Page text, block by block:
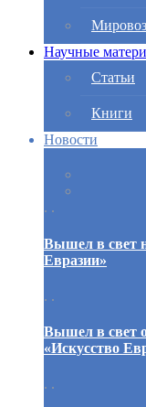
Научные
Статьи
Книги
Новости
. .
Вышел в свет
Евразии»
. .
Вышел в свет
«Искусство
. .